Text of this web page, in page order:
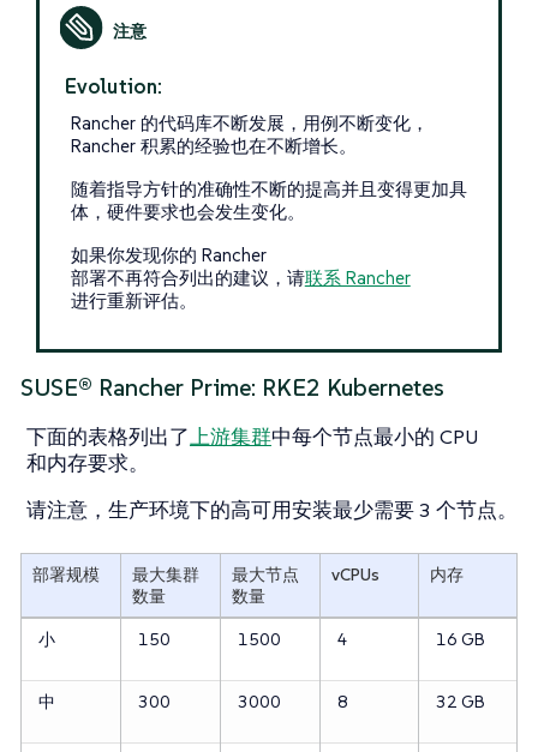
Evolution:
Rancher 的代码库不断发展，用例不断变化，
Rancher 积累的经验也在不断增长。
随着指导方针的准确性不断的提高并且变得更加具
体，硬件要求也会发生变化。
如果你发现你的 Rancher
部署不再符合列出的建议，请联系 Rancher
进行重新评估。
SUSE® Rancher Prime: RKE2 Kubernetes
下面的表格列出了上游集群中每个节点最小的 CPU
和内存要求。
请注意，生产环境下的高可用安装最少需要 3 个节点。
部署规模
最大集群
数量
最大节点
数量
vCPUs 内存
小 150 1500 4 16 GB
中 300 3000 8 32 GB